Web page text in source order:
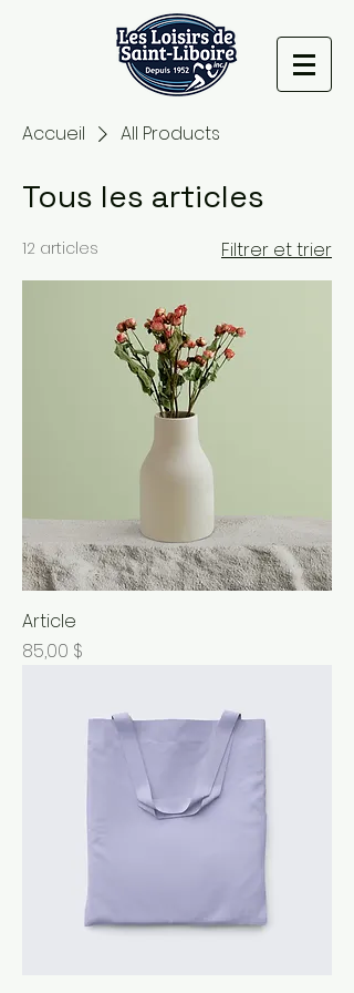
Accueil All Products
Tous les articles
12 articles Filtrer et trier
Article
Prix
85,00 $